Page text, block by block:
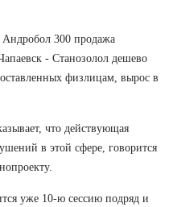
300 продажа
- Станозолол дешево
физлицам, вырос в
что действующая
в этой сфере, говорится
уже 10-ю сессию подряд и